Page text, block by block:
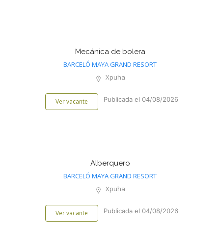
Mecánica de bolera
BARCELÓ MAYA GRAND RESORT
Xpuha
Ver vacante Publicada el 04/08/2026
Alberquero
BARCELÓ MAYA GRAND RESORT
Xpuha
Ver vacante Publicada el 04/08/2026